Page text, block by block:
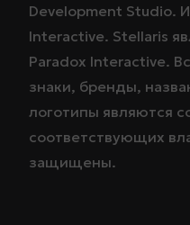
Development Studio.
Interactive. Stellaris
Paradox Interactive.
знаки, бренды,
логотипы являются
соответствующих
защищены.